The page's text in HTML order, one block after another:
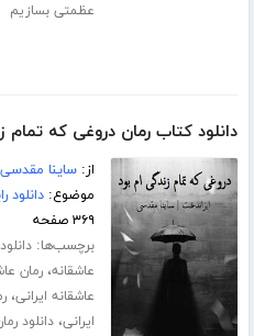
عظمتی بسازیم
دانلود کتاب رمان دروغی که تمام
از:ساینا مقدسی
موضوع:دانلود
۳۶۹ صفحه
برچسب‌ها:
عاشقانه،رمان
عاشقانه ایرانی،
ایرانی،دانلود